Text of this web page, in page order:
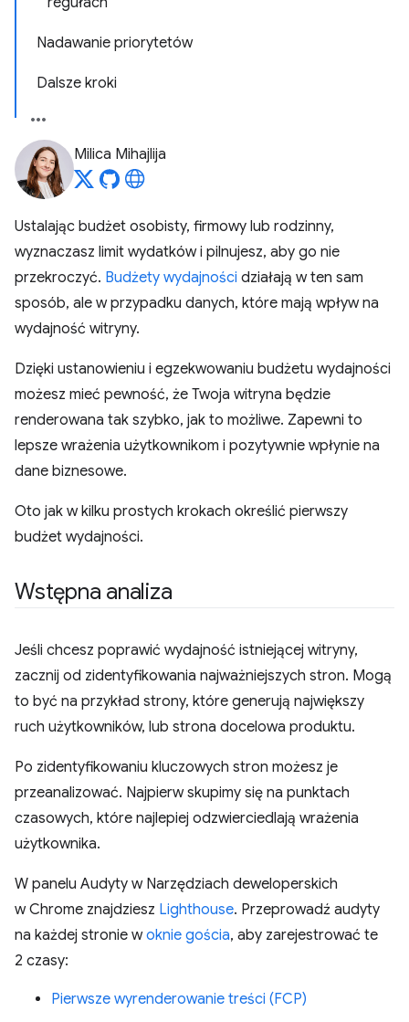
Nadawanie priorytetów
Dalsze kroki
Milica Mihajlija
Ustalając budżet osobisty, firmowy lub rodzinny,
wyznaczasz limit wydatków i pilnujesz, aby go nie
przekroczyć. Budżety wydajności działają w ten sam
sposób, ale w przypadku danych, które mają wpływ na
wydajność witryny.
Dzięki ustanowieniu i egzekwowaniu budżetu wydajności
możesz mieć pewność, że Twoja witryna będzie
renderowana tak szybko, jak to możliwe. Zapewni to
lepsze wrażenia użytkownikom i pozytywnie wpłynie na
dane biznesowe.
Oto jak w kilku prostych krokach określić pierwszy
budżet wydajności.
Wstępna analiza
Jeśli chcesz poprawić wydajność istniejącej witryny,
zacznij od zidentyfikowania najważniejszych stron. Mogą
to być na przykład strony, które generują największy
ruch użytkowników, lub strona docelowa produktu.
Po zidentyfikowaniu kluczowych stron możesz je
przeanalizować. Najpierw skupimy się na punktach
czasowych, które najlepiej odzwierciedlają wrażenia
użytkownika.
W panelu Audyty w Narzędziach deweloperskich
w Chrome znajdziesz Lighthouse. Przeprowadź audyty
na każdej stronie woknie gościa, aby zarejestrować te
2 czasy:
Pierwsze wyrenderowanie treści (FCP)